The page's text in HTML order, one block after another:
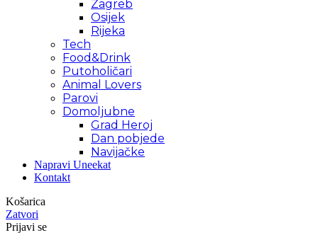
Zagreb
Osijek
Rijeka
Tech
Food&Drink
Putoholičari
Animal Lovers
Parovi
Domoljubne
Grad Heroj
Dan pobjede
Navijačke
Napravi Uneekat
Kontakt
Košarica
Zatvori
Prijavi se